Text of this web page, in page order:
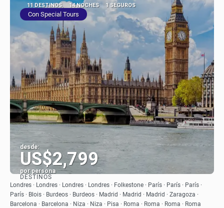
11 DESTINOS 14 NOCHES 1 SEGUROS
Con Special Tours
desde:
US$2,799
por persona
Ver
DESTINOS
Londres · Londres · Londres · Londres · Folkestone · París · París · París ·
París · Blois · Burdeos · Burdeos · Madrid · Madrid · Madrid · Zaragoza ·
Barcelona · Barcelona · Niza · Niza · Pisa · Roma · Roma · Roma · Roma